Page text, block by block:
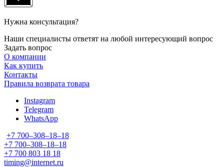
Нужна консультация?
Наши специалисты ответят на любой интересующий вопрос
Задать вопрос
О компании
Как купить
Контакты
Правила возврата товара
Instagram
Telegram
WhatsApp
+7 700‒308‒18‒18
+7 700‒308‒18‒18
+7 700 803 18 18
timing@internet.ru